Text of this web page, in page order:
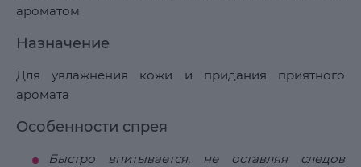
ароматом
Назначение
Для увлажнения кожи и придания приятного
аромата
Особенности спрея
Быстро впитывается, не оставляя следов